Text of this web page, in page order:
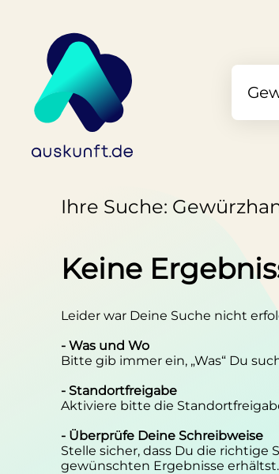
Ihre Suche:
Keine
Leider war Deine Suche nicht
- Was und Wo
Bitte gib immer ein, „Was“ Du
- Standortfreigabe
Aktiviere bitte die
- Überprüfe Deine Schreibweise
Stelle sicher, dass Du die richtige
gewünschten Ergebnisse erhältst.